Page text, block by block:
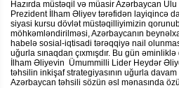
Hazırda müstəqil və müasir Azərbaycan
Prezident İlham Əliyev tərəfidən layiqincə
siyasi kursu dövlət müstəqilliyimizin
möhkəmləndirilməsi, Azərbaycanın
habelə sosial-iqtisadi tərəqqiyə nail
uğurla sınaqdan çıxmışdır. Bu gün
İlham Əliyevin Ümummilli Lider Heydər
təhsilin inkişaf strategiyasının uğurla
Azərbaycan təhsili sözün əsl mənasında